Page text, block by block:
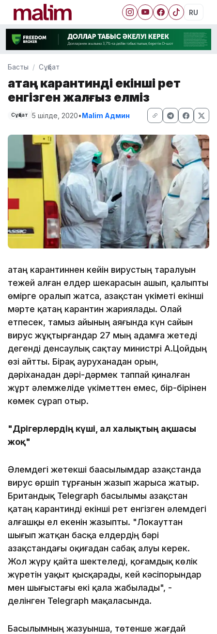
RU
Басты Сұқбат
Қатаң карантинді екінші рет
енгізген жалғыз елміз
Сұқбат 5 шілде, 2020•Malim Админ
Қатаң карантиннен кейін вирустың таралуын
тежей алған елдер шекарасын ашып, қалыпты
өмірге оралып жатса, Қазақстан үкіметі екінші
мәрте қатаң карантин жариялады. Олай
етпесек, тамыз айының аяғында күн сайын
вирус жұқтырғандар 27 мың адамға жетеді
дегенді денсаулық сақтау министрі А.Цойдың
өзі айтты. Бірақ ауруханадан орын,
дәріханадан дәрі-дәрмек таппай қиналған
жұрт әлемжеліде үкіметтен емес, бір-бірінен
көмек сұрап отыр.
"Дәрігерлердің күші, ал халықтың ақшасы
жоқ"
Әлемдегі жетекші баасылымдар Қазақстанда
вирус өршіп тұрғанын жазып жарыса жатыр.
Британдық Telegraph басылымы Қазақстан
қатаң карантинді екінші рет енгізген әлемдегі
алғашқы ел екенін жазыпты. "Локауттан
шығып жатқан басқа елдердің бәрі
Қазақстандағы оқиғадан сабақ алуы керек.
Жол жүру қайта шектеледі, қоғамдық көлік
жүретін уақыт қысқарады, кей кәсіпорындар
мен шығыстағы екі қала жабылады", -
делінген Telegraph мақаласында.
Басылымның жазуынша, төтенше жағдай